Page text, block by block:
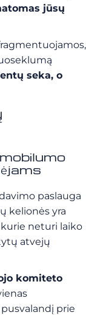
jūsų
seka, o
paslauga
kelionės yra
neturi laiko
atvejų
komiteto
prie